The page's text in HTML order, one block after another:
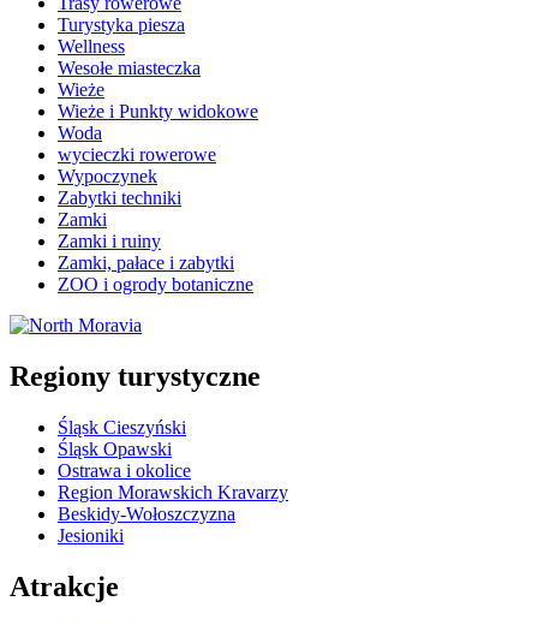
Turystyka piesza
Wellness
Wesołe miasteczka
Wieże
Wieże i Punkty widokowe
Woda
wycieczki rowerowe
Wypoczynek
Zabytki techniki
Zamki
Zamki i ruiny
Zamki, pałace i zabytki
ZOO i ogrody botaniczne
Regiony turystyczne
Śląsk Cieszyński
Śląsk Opawski
Ostrawa i okolice
Region Morawskich Kravarzy
Beskidy-Wołoszczyzna
Jesioniki
Atrakcje